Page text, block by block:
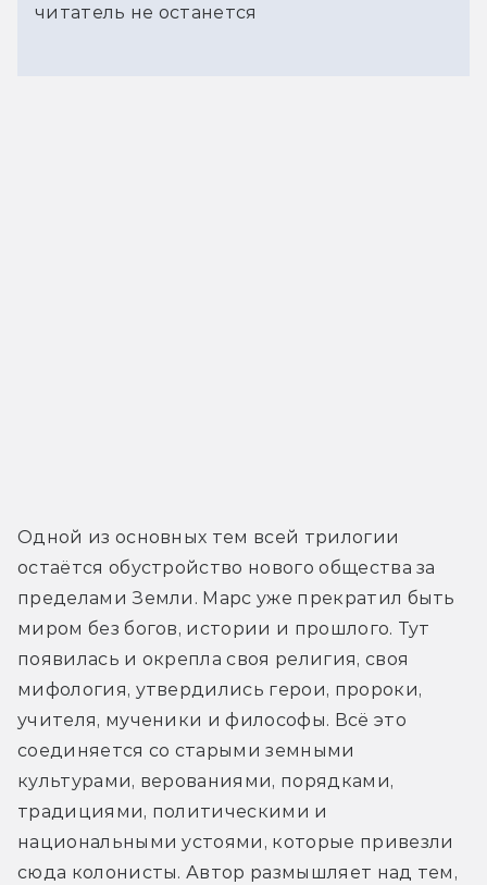
читатель не останется
Одной из основных тем всей трилогии
остаётся обустройство нового общества за
пределами Земли. Марс уже прекратил быть
миром без богов, истории и прошлого. Тут
появилась и окрепла своя религия, своя
мифология, утвердились герои, пророки,
учителя, мученики и философы. Всё это
соединяется со старыми земными
культурами, верованиями, порядками,
традициями, политическими и
национальными устоями, которые привезли
сюда колонисты. Автор размышляет над тем,